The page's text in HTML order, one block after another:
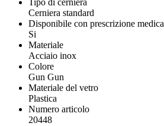
Tipo di cerniera
Cerniera standard
Disponibile con prescrizione medica
Si
Materiale
Acciaio inox
Colore
Gun Gun
Materiale del vetro
Plastica
Numero articolo
20448